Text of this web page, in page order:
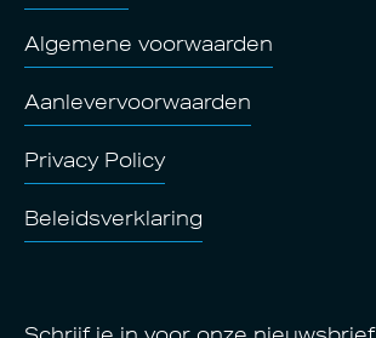
Algemene voorwaarden
Aanlevervoorwaarden
Privacy Policy
Beleidsverklaring